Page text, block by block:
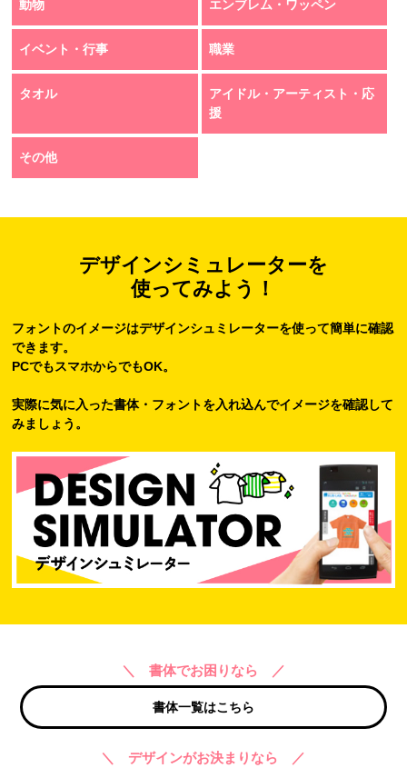
動物 エンブレム・ワッペン
イベント・行事 職業
タオル
アイドル・アーティスト・応
援
その他
デザインシミュレーターを
使ってみよう！
フォントのイメージはデザインシュミレーターを使って簡単に確認
できます。
PCでもスマホからでもOK。
実際に気に入った書体・フォントを入れ込んでイメージを確認して
みましょう。
＼ 書体でお困りなら ／
書体一覧はこちら
＼ デザインがお決まりなら ／